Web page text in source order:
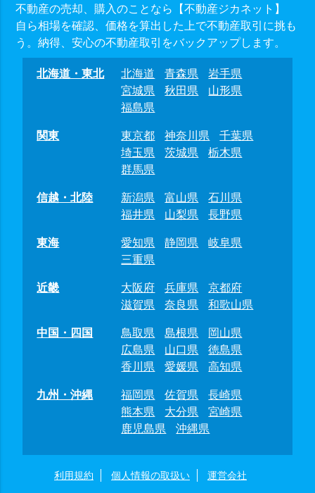
不動産の売却、購入のことなら【不動産ジカネット】
自ら相場を確認、価格を算出した上で不動産取引に挑も
う。納得、安心の不動産取引をバックアップします。
北海道・東北 北海道 青森県
岩手県
宮城県
秋田県
山形県
福島県
関東
東京都 神奈川県
千葉県
埼玉県
茨城県
栃木県
群馬県
信越・北陸
新潟県 富山県
石川県
福井県
山梨県
長野県
東海
愛知県 静岡県
岐阜県
三重県
近畿
大阪府 兵庫県
京都府
滋賀県
奈良県
和歌山県
中国・四国
鳥取県 島根県
岡山県
広島県
山口県
徳島県
香川県
愛媛県
高知県
九州・沖縄
福岡県 佐賀県
長崎県
熊本県
大分県
宮崎県
鹿児島県
沖縄県
利用規約 個人情報の取扱い 運営会社